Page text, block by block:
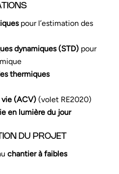
pour l’estimation des
dynamiques (STD)pour
thermiques
(ACV)(volet RE2020)
en lumière du jour
DU PROJET
chantier à faibles